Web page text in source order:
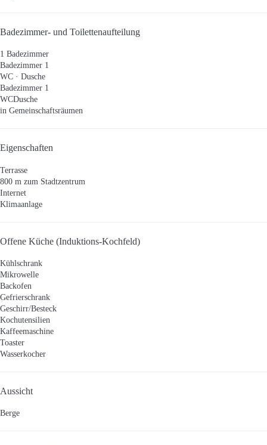
Badezimmer- und Toilettenaufteilung
1 Badezimmer
Badezimmer 1
WC · Dusche
Badezimmer 1
WCDusche
in Gemeinschaftsräumen
Eigenschaften
Terrasse
800 m zum Stadtzentrum
Internet
Klimaanlage
Offene Küche (Induktions-Kochfeld)
Kühlschrank
Mikrowelle
Backofen
Gefrierschrank
Geschirr/Besteck
Kochutensilien
Kaffeemaschine
Toaster
Wasserkocher
Aussicht
Berge